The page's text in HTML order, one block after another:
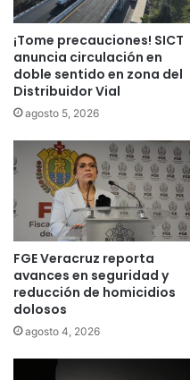
¡Tome precauciones! SICT
anuncia circulación en
doble sentido en zona del
Distribuidor Vial
agosto 5, 2026
FGE Veracruz reporta
avances en seguridad y
reducción de homicidios
dolosos
agosto 4, 2026